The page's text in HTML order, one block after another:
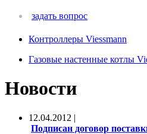
задать вопрос
Контроллеры Viessmann
Газовые настенные котлы
Новости
12.04.2012 |
Подписан договор